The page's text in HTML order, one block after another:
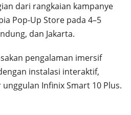
dari rangkaian kampanye
Pop-Up Store pada 4–5
dan Jakarta.
pengalaman imersif
instalasi interaktif,
Infinix Smart 10 Plus.